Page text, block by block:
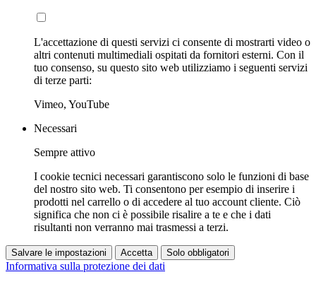
L'accettazione di questi servizi ci consente di mostrarti video o
altri contenuti multimediali ospitati da fornitori esterni. Con il
tuo consenso, su questo sito web utilizziamo i seguenti servizi
di terze parti:
Vimeo, YouTube
Necessari
Sempre attivo
I cookie tecnici necessari garantiscono solo le funzioni di base
del nostro sito web. Ti consentono per esempio di inserire i
prodotti nel carrello o di accedere al tuo account cliente. Ciò
significa che non ci è possibile risalire a te e che i dati
risultanti non verranno mai trasmessi a terzi.
Salvare le impostazioni Accetta Solo obbligatori
Informativa sulla protezione dei dati